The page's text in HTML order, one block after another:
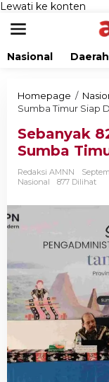
Lewati ke konten
Nasional Daerah
Homepage /
Sumba Timur Siap
Sebanyak
Sumba
Redaksi AMNN
Nasional
877 Dilihat